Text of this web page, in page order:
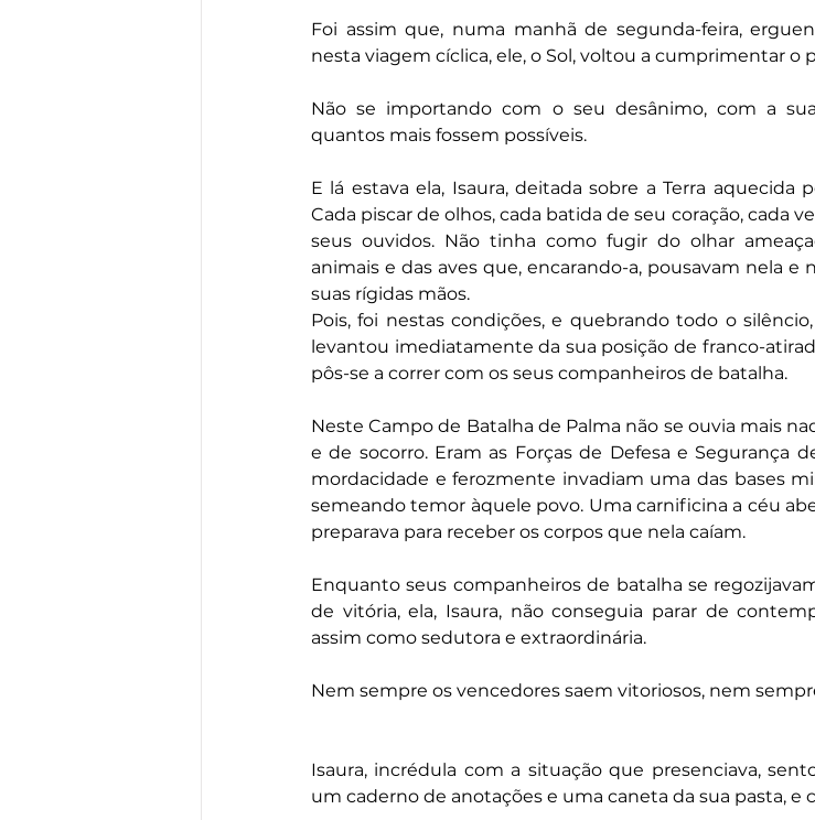
Foi assim que, numa manhã de segunda-feira,
nesta viagem cíclica, ele, o Sol, voltou a cumprimentar o
Não se importando com o seu desânimo, com a
quantos mais fossem possíveis.
E lá estava ela, Isaura, deitada sobre a Terra aquecida
Cada piscar de olhos, cada batida de seu coração, cada
seus ouvidos. Não tinha como fugir do olhar
animais e das aves que, encarando-a, pousavam nela
suas rígidas mãos.
Pois, foi nestas condições, e quebrando todo o
levantou imediatamente da sua posição de franco-
pôs-se a correr com os seus companheiros de batalha.
Neste Campo de Batalha de Palma não se ouvia mais
e de socorro. Eram as Forças de Defesa e Segurança
mordacidade e ferozmente invadiam uma das bases
semeando temor àquele povo. Uma carnificina a céu
preparava para receber os corpos que nela caíam.
Enquanto seus companheiros de batalha se
de vitória, ela, Isaura, não conseguia parar de
assim como sedutora e extraordinária.
Nem sempre os vencedores saem vitoriosos, nem
Isaura, incrédula com a situação que presenciava,
um caderno de anotações e uma caneta da sua pasta, e